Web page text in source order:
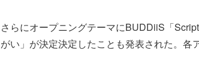
さらにオープニングテーマにBUDDiiS「
がい」が決定決定したことも発表された。各